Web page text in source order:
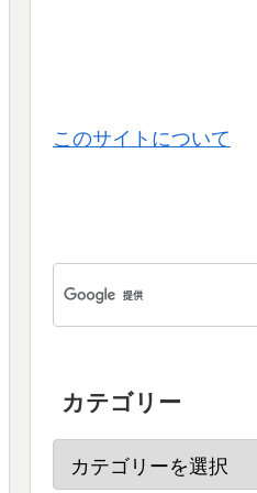
このサイトについて
カテゴリー